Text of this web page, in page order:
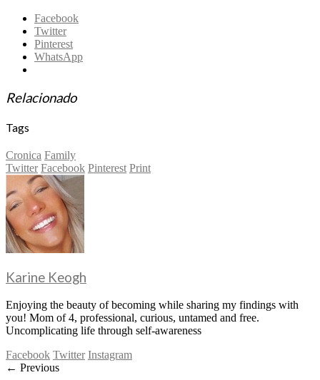
Facebook
Twitter
Pinterest
WhatsApp
Relacionado
Tags
Cronica Family
Twitter Facebook Pinterest Print
Karine Keogh
Enjoying the beauty of becoming while sharing my findings with
you! Mom of 4, professional, curious, untamed and free.
Uncomplicating life through self-awareness
Facebook Twitter Instagram
← Previous